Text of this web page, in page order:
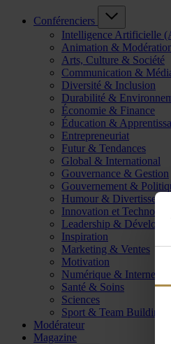
Conférenciers
Intelligence Artificielle
Animation &
Arts, Culture & Société
Communication &
Diversité & Inclusion
Durabilité &
Économie & Finance
Éducation &
Entrepreneuriat
Futur & Tendances
Global & International
Gouvernance & Gestion
Gouvernement &
Humour &
Innovation et
Leadership &
Inspiration
Marketing & Ventes
Motivation
Numérique & Internet
Santé & Soins
Sciences
Sport & Team Building
Modérateur
Magazine